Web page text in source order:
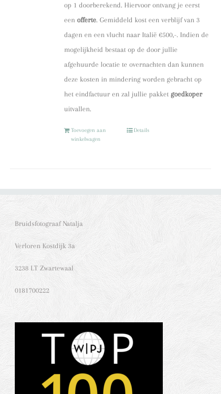
op 1 doorberekend. Hiervoor ontvang je eerst
eenofferte. Gemiddeld kost een verblijf van 3
dagen en een vlucht naar Italië €500,-. Indien de
mogelijkheid bestaat op de door jullie
afgehuurde locatie te overnachten dan kunnen
deze kosten in mindering worden gebracht op
het eindfactuur en zal jullie pakketgoedkoper
uitvallen.
Toevoegen aan
winkelwagen
Details
Bruidsfotograaf Natalja
Verloren Kostdijk 3a
3238 LT Zwartewaal
0181700222